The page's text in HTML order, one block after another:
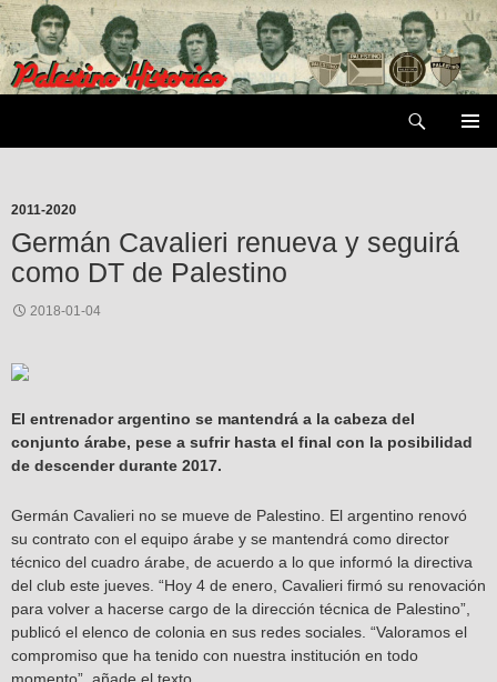
Saltar
al
contenido
2011-2020
Germán Cavalieri renueva y seguirá
como DT de Palestino
2018-01-04
El entrenador argentino se mantendrá a la cabeza del
conjunto árabe, pese a sufrir hasta el final con la posibilidad
de descender durante 2017.
Germán Cavalieri no se mueve de Palestino. El argentino renovó
su contrato con el equipo árabe y se mantendrá como director
técnico del cuadro árabe, de acuerdo a lo que informó la directiva
del club este jueves. “Hoy 4 de enero, Cavalieri firmó su renovación
para volver a hacerse cargo de la dirección técnica de Palestino”,
publicó el elenco de colonia en sus redes sociales. “Valoramos el
compromiso que ha tenido con nuestra institución en todo